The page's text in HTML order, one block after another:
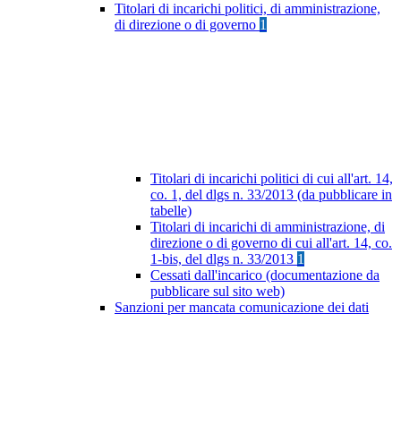
Titolari di incarichi politici, di amministrazione,
di direzione o di governo 1
Titolari di incarichi politici di cui all'art. 14,
co. 1, del dlgs n. 33/2013 (da pubblicare in
tabelle)
Titolari di incarichi di amministrazione, di
direzione o di governo di cui all'art. 14, co.
1-bis, del dlgs n. 33/2013 1
Cessati dall'incarico (documentazione da
pubblicare sul sito web)
Sanzioni per mancata comunicazione dei dati